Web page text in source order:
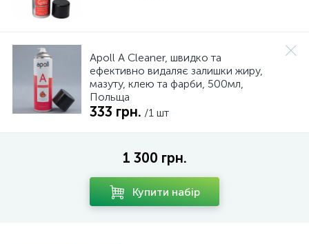
Apoll А Cleaner, швидко та
ефективно видаляє залишки жиру,
мазуту, клею та фарби, 500мл,
Польща
333 грн. /1 шт
1 300 грн.
Купити набір